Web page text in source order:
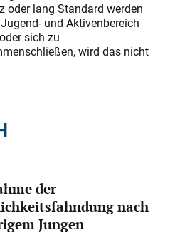
oder lang Standard werden
und Aktivenbereich
sich zu
wird das nicht
der
nach
Jungen